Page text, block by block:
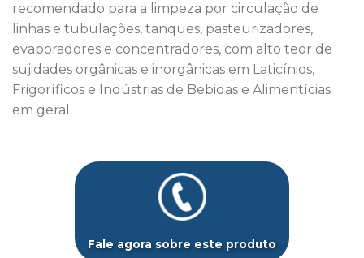
recomendado para a limpeza por circulação de
linhas e tubulações, tanques, pasteurizadores,
evaporadores e concentradores, com alto teor de
sujidades orgânicas e inorgânicas em Laticínios,
Frigoríficos e Indústrias de Bebidas e Alimentícias
em geral.
Fale agora sobre este produto